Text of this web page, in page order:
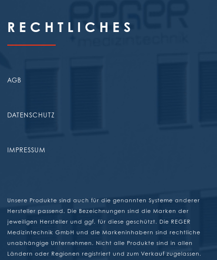
RECHTLICHES
AGB
DATENSCHUTZ
IMPRESSUM
Unsere Produkte sind auch für die genannten Systeme anderer
Hersteller passend. Die Bezeichnungen sind die Marken der
jeweiligen Hersteller und ggf. für diese geschützt. Die REGER
Medizintechnik GmbH und die Markeninhabern sind rechtliche
unabhängige Unternehmen. Nicht alle Produkte sind in allen
Ländern oder Regionen registriert und zum Verkauf zugelassen.